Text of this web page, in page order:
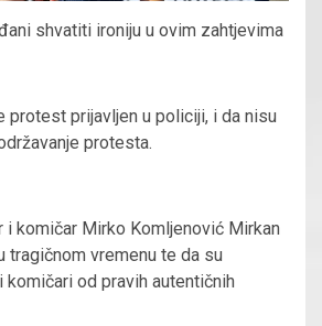
shvatiti ironiju u ovim zahtjevima
protest prijavljen u policiji, i da nisu
protesta.
i komičar Mirko Komljenović Mirkan
tragičnom vremenu te da su
od pravih autentičnih